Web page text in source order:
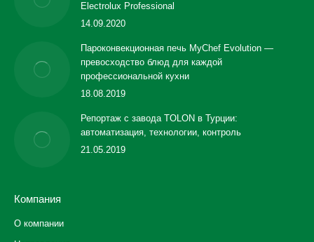
Electrolux Professional
14.09.2020
Пароконвекционная печь MyChef Evolution —
превосходство блюд для каждой
профессиональной кухни
18.08.2019
Репортаж с завода TOLON в Турции:
автоматизация, технологии, контроль
21.05.2019
Компания
О компании